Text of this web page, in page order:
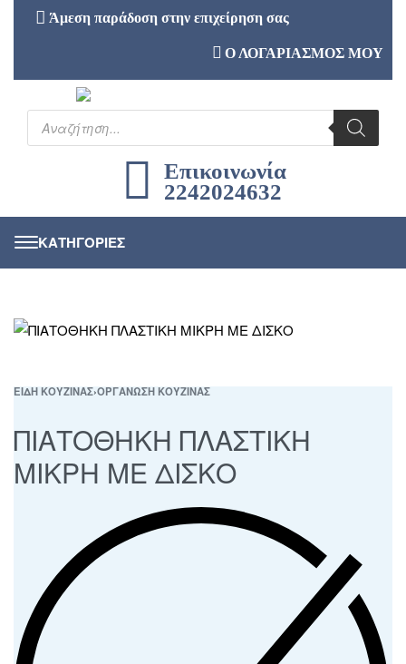
Άμεση παράδοση στην επιχείρηση σας
Ο ΛΟΓΑΡΙΑΣΜΟΣ ΜΟΥ
Επικοινωνία
2242024632
ΕΙΔΗ ΚΟΥΖΙΝΑΣ›ΟΡΓΑΝΩΣΗ ΚΟΥΖΙΝΑΣ
ΠΙΑΤΟΘΗΚΗ ΠΛΑΣΤΙΚΗ
ΜΙΚΡΗ ΜΕ ΔΙΣΚΟ